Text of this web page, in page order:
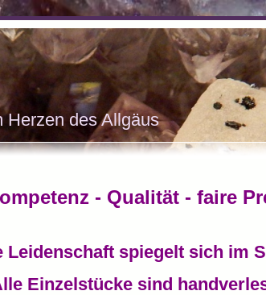
Herzen des Allgäus
- Qualität - faire
Leidenschaft spiegelt sich im
Einzelstücke sind